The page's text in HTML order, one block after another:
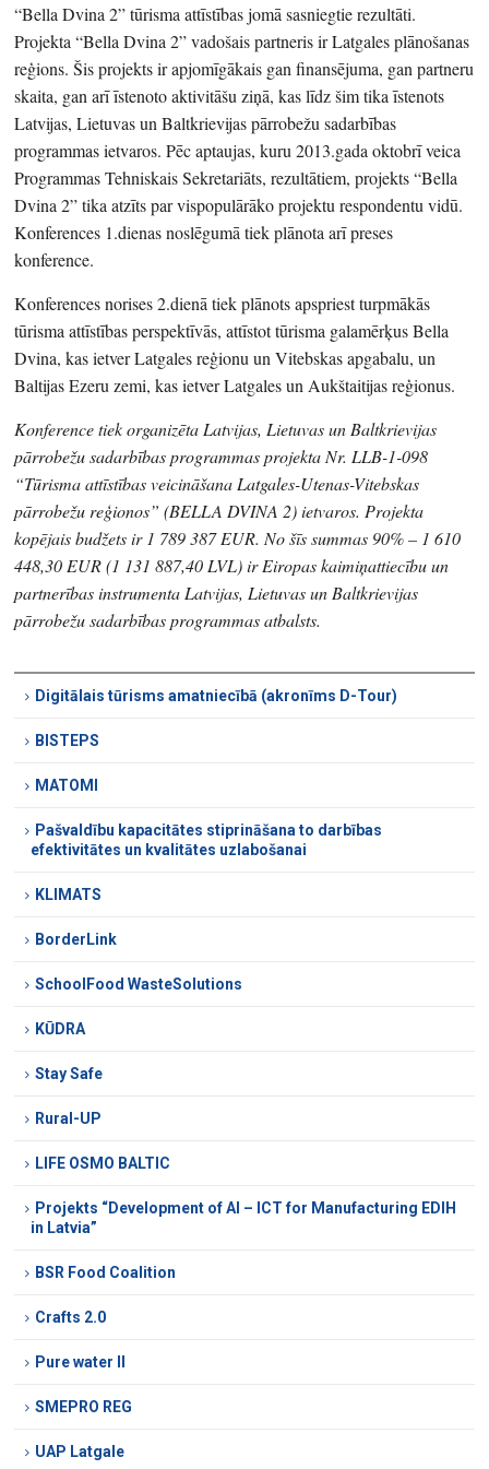
“Bella Dvina 2” tūrisma attīstības jomā sasniegtie rezultāti.
Projekta “Bella Dvina 2” vadošais partneris ir Latgales plānošanas
reģions. Šis projekts ir apjomīgākais gan finansējuma, gan partneru
skaita, gan arī īstenoto aktivitāšu ziņā, kas līdz šim tika īstenots
Latvijas, Lietuvas un Baltkrievijas pārrobežu sadarbības
programmas ietvaros. Pēc aptaujas, kuru 2013.gada oktobrī veica
Programmas Tehniskais Sekretariāts, rezultātiem, projekts “Bella
Dvina 2” tika atzīts par vispopulārāko projektu respondentu vidū.
Konferences 1.dienas noslēgumā tiek plānota arī preses
konference.
Konferences norises 2.dienā tiek plānots apspriest turpmākās
tūrisma attīstības perspektīvās, attīstot tūrisma galamērķus Bella
Dvina, kas ietver Latgales reģionu un Vitebskas apgabalu, un
Baltijas Ezeru zemi, kas ietver Latgales un Aukštaitijas reģionus.
Konference tiek organizēta Latvijas, Lietuvas un Baltkrievijas
pārrobežu sadarbības programmas projekta Nr. LLB-1-098
“Tūrisma attīstības veicināšana Latgales-Utenas-Vitebskas
pārrobežu reģionos” (BELLA DVINA 2) ietvaros. Projekta
kopējais budžets ir 1 789 387 EUR. No šīs summas 90% – 1 610
448,30 EUR (1 131 887,40 LVL) ir Eiropas kaimiņattiecību un
partnerības instrumenta Latvijas, Lietuvas un Baltkrievijas
pārrobežu sadarbības programmas atbalsts.
Digitālais tūrisms amatniecībā (akronīms D-Tour)
BISTEPS
MATOMI
Pašvaldību kapacitātes stiprināšana to darbības
efektivitātes un kvalitātes uzlabošanai
KLIMATS
BorderLink
SchoolFood WasteSolutions
KŪDRA
Stay Safe
Rural-UP
LIFE OSMO BALTIC
Projekts “Development of AI – ICT for Manufacturing EDIH
in Latvia”
BSR Food Coalition
Crafts 2.0
Pure water II
SMEPRO REG
UAP Latgale